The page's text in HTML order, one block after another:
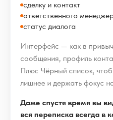
сделку и контакт
ответственного
статус диалога
Интерфейс — как в
сообщения, профиль
Плюс Чёрный список,
лишнее и держать фокус
Даже спустя время вы
вся переписка всегда в